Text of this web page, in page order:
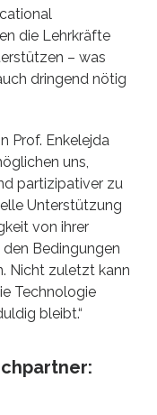
die Lehrkräfte
– was
dringend nötig
Prof. Enkelejda
uns,
partizipativer zu
Unterstützung
von ihrer
den Bedingungen
Nicht zuletzt kann
Technologie
bleibt.“